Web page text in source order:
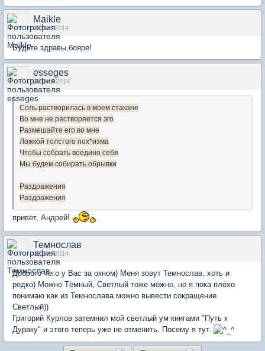
Maikle
13 апр 2014
Будьте здравы,бояре!
esseges
20 июл 2014
Соль растворилась в моем стакане
Во мне не растворяется эго
Размешайте его во мне
Ложкой толстого пох*изма
Чтобы собрать воедино себя
Мы будем собирать обрывки
Раздражения
Раздражения
привет, Андрей!
Темнослав
02 ноя 2014
Доброго чего у Вас за окном) Меня зовут Темнослав, хоть и
редко) Можно Тёмный, Светлый тоже можно, но я пока плохо
понимаю как из Темнослава можно вывести сокращение
Светлый))
Григорий Курлов затемнил мой светлый ум книгами "Путь к
Дураку" и этого теперь уже не отменить. Посему я тут.